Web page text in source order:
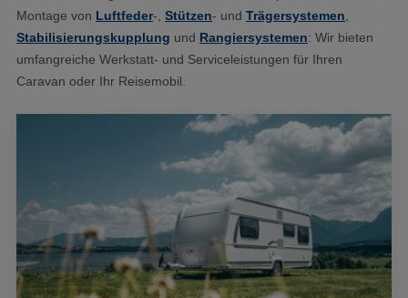
Montage von Luftfeder-, Stützen- und Trägersystemen
Stabilisierungskupplung und Rangiersystemen: Wir bieten
umfangreiche Werkstatt- und Serviceleistungen für Ihren
Caravan oder Ihr Reisemobil.